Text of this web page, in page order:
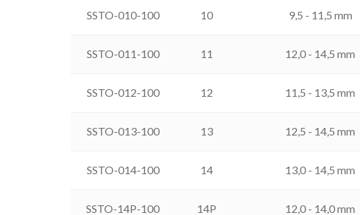
SSTO-010-100 10 9,5 - 11,5 mm
SSTO-011-100 11 12,0 - 14,5 mm
SSTO-012-100 12 11,5 - 13,5 mm
SSTO-013-100 13 12,5 - 14,5 mm
SSTO-014-100 14 13,0 - 14,5 mm
SSTO-14P-100 14P 12,0 - 14,0 mm